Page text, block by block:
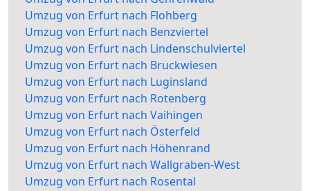
Umzug von Erfurt nach Flohberg
Umzug von Erfurt nach Benzviertel
Umzug von Erfurt nach Lindenschulviertel
Umzug von Erfurt nach Bruckwiesen
Umzug von Erfurt nach Luginsland
Umzug von Erfurt nach Rotenberg
Umzug von Erfurt nach Vaihingen
Umzug von Erfurt nach Österfeld
Umzug von Erfurt nach Höhenrand
Umzug von Erfurt nach Wallgraben-West
Umzug von Erfurt nach Rosental